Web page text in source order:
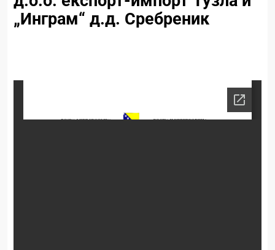
„Инграм“ д.д. Сребреник